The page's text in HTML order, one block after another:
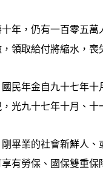
年，仍有一百零五
領取給付將縮水，喪
民年金自九十七年
光九十七年十月、
畢業的社會新鮮人
有勞保、國保雙重